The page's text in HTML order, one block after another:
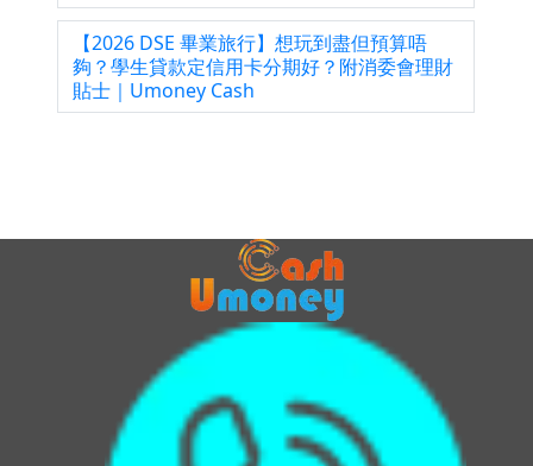
【2026 DSE 畢業旅行】想玩到盡但預算唔
夠？學生貸款定信用卡分期好？附消委會理財
貼士｜Umoney Cash